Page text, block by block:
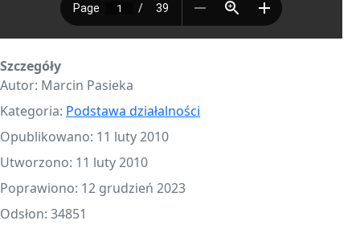
Szczegóły
Autor: Marcin Pasieka
Kategoria: Podstawa działalności
Opublikowano: 11 luty 2010
Utworzono: 11 luty 2010
Poprawiono: 12 grudzień 2023
Odsłon: 34851